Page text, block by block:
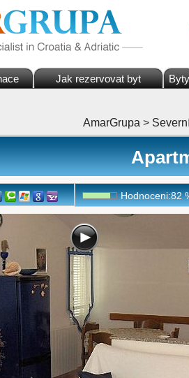
Jak rezervovat byt Byty
AmarGrupa >
Hodnoceni:82